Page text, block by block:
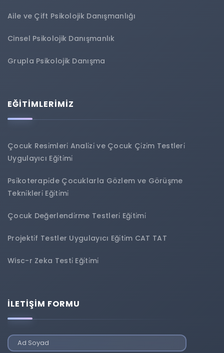
Aile ve Çift Psikolojik Danışmanlığı
Cinsel Psikolojik Danışmanlık
Grupla Psikolojik Danışma
EĞİTİMLERİMİZ
Çocuk Resi̇mleri̇ Anali̇zi̇ ve Çocuk Çi̇zi̇m Testleri̇
Uygulayıcı Eği̇ti̇mi̇
Psi̇koterapi̇de Çocuklarla Gözlem ve Görüşme
Tekni̇kleri̇ Eği̇ti̇mi̇
Çocuk Değerlendi̇rme Testleri̇ Eği̇ti̇mi̇
Projekti̇f Testler Uygulayıcı Eği̇ti̇m CAT TAT
Wisc-r Zeka Testi̇ Eği̇ti̇mi̇
İLETİŞİM FORMU